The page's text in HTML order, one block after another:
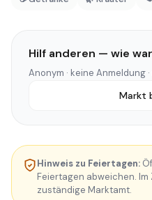
Hilf anderen — wie
Anonym · keine Anmeldung
Markt
Hinweis zu Feiertagen:
Feiertagen abweichen.
zuständige Marktamt.